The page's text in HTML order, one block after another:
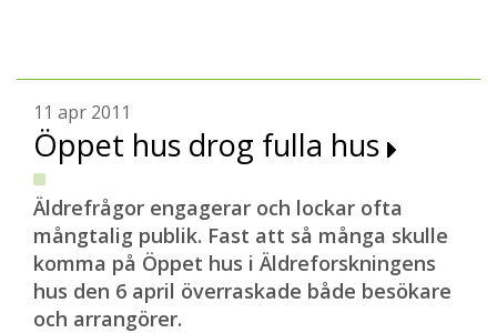
11 apr 2011
Öppet hus drog fulla hus
Äldrefrågor engagerar och lockar ofta
mångtalig publik. Fast att så många skulle
komma på Öppet hus i Äldreforskningens
hus den 6 april överraskade både besökare
och arrangörer.